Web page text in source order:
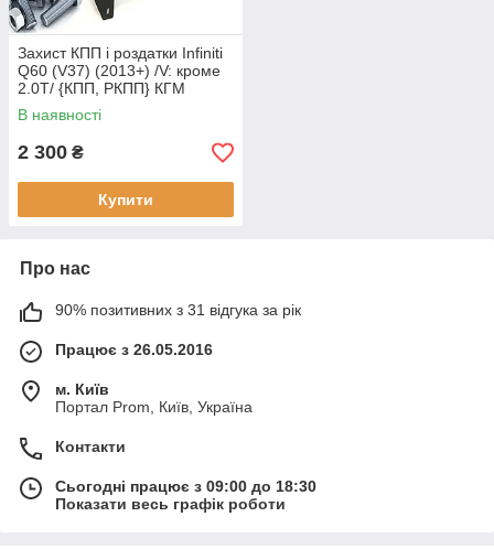
Захист КПП і роздатки Infiniti
Q60 (V37) (2013+) /V: кроме
2.0T/ {КПП, РКПП} КГМ
В наявності
2 300 ₴
Купити
Про нас
90% позитивних з 31 відгука за рік
Працює з 26.05.2016
м. Київ
Портал Prom, Київ, Україна
Контакти
Сьогодні працює з 09:00 до 18:30
Показати весь графік роботи